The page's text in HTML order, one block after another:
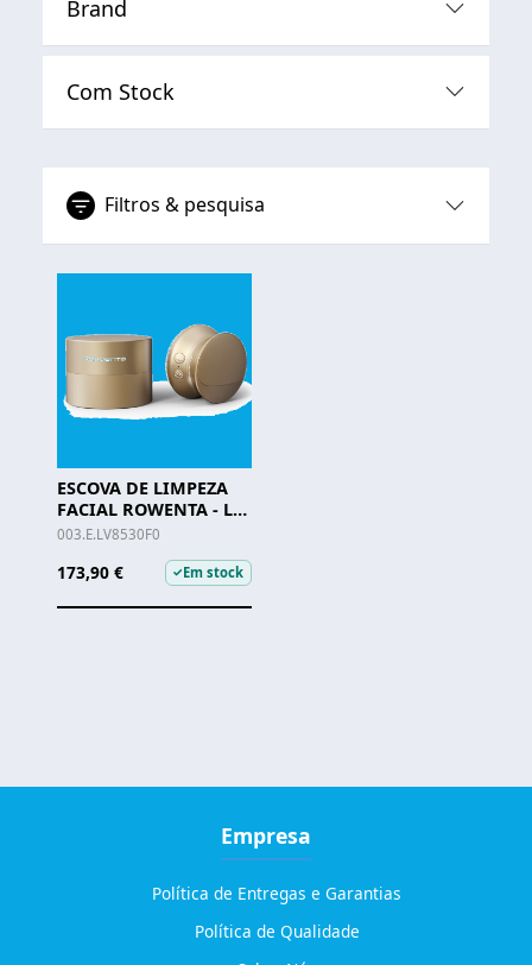
Filtros & pesquisa
ESCOVA DE LIMPEZA
FACIAL ROWENTA - LV
8530 F0
003.E.LV8530F0
173,90 € ✓Em stock
Brand
Com Stock
Empresa
Política de Entregas e Garantias
Política de Qualidade